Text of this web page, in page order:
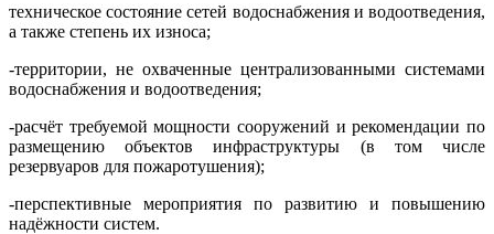
техническое состояние сетей водоснабжения и водоотведения,
а также степень их износа;
-территории, не охваченные централизованными системами
водоснабжения и водоотведения;
-расчёт требуемой мощности сооружений и рекомендации по
размещению объектов инфраструктуры (в том числе
резервуаров для пожаротушения);
-перспективные мероприятия по развитию и повышению
надёжности систем.